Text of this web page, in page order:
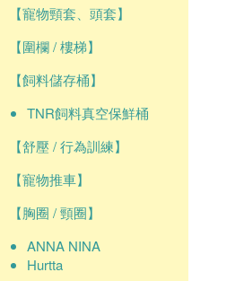
【寵物頸套、頭套】
【圍欄 / 樓梯】
【飼料儲存桶】
TNR飼料真空保鮮桶
【舒壓 / 行為訓練】
【寵物推車】
【胸圈 / 頸圈】
ANNA NINA
Hurtta